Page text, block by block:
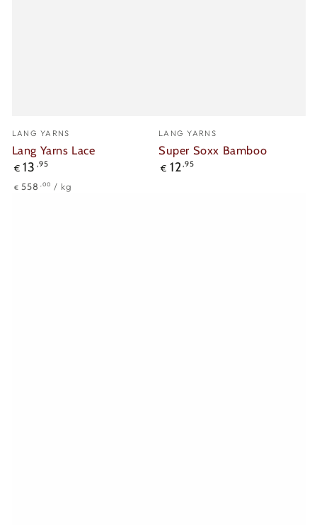
Verkäufer/in:
LANG YARNS
Lang Yarns Lace
Regulärer
Preis
€ 13 ,95
Stückpreis
€ 558 ,00 / pro
kg
Verkäufer/in:
LANG YARNS
Super Soxx Bamboo
Regulärer
€ 12,95